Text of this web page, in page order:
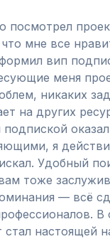
посмотрел
мне все
вип
меня
никаких
на других
я
Удобный
тоже
— всё
В
стал настоящей